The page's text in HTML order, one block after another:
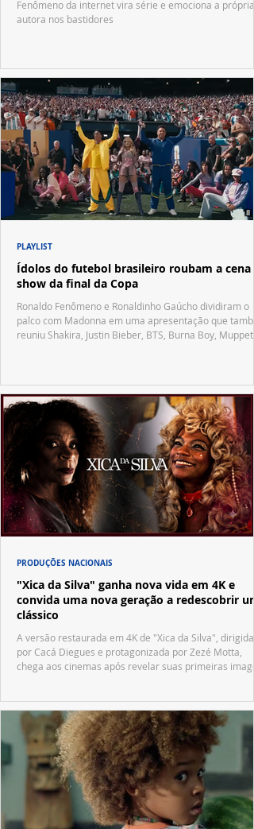
Fenômeno da internet vira série e emociona a própria
autora nos bastidores
Ídolos do futebol brasileiro roubam a cena
show da final da Copa
Ronaldo Fenômeno e Ronaldinho Gaúcho dividiram o
palco com Madonna em uma apresentação que
reuniu Shakira, Justin Bieber, BTS, Burna Boy, Muppets,
PLAYLIST
"Xica da Silva" ganha nova vida em 4K e
convida uma nova geração a redescobrir um
clássico
A versão restaurada em 4K de "Xica da Silva", dirigida
por Cacá Diegues e protagonizada por Zezé Motta,
chega aos cinemas após revelar suas primeiras
PRODUÇÕES NACIONAIS